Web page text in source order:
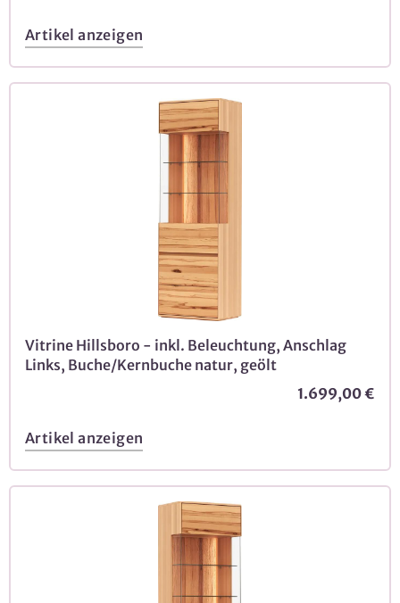
Artikel anzeigen
Vitrine Hillsboro - inkl. Beleuchtung, Anschlag
Links, Buche/Kernbuche natur, geölt
1.699,00 €
Artikel anzeigen